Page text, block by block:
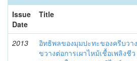
Issue
Date
Title
2013
อิทธิพลของมุมปะทะของครีบวาง
ขวางต่อการเผาไหม้เชื้อเพลิงชีว